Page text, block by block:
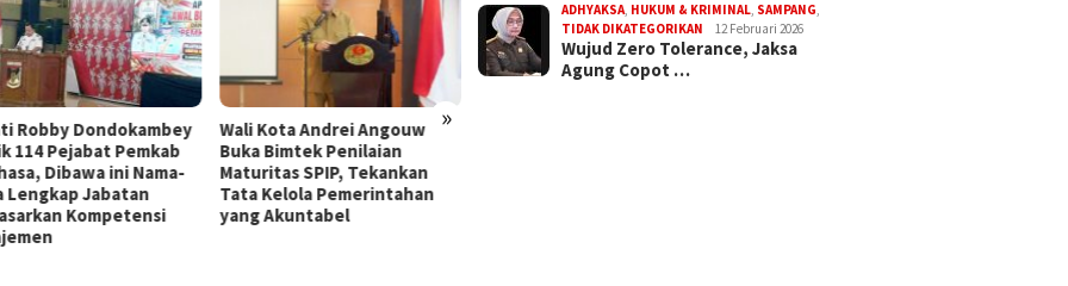
»
Andrei Angouw
Bimtek Penilaian
SPIP, Tekankan
Pemerintahan
Akuntabel
Bupati Robby Dondokambey
Hadiri Lomba Line Dance
Semarakkan HUT ke-81 RI di
Tondano
ADHYAKSA, HUKUM & KRIMINAL, SAMPANG,
TIDAK DIKATEGORIKAN
12 Februari 2026
Wujud Zero Tolerance, Jaksa
Agung Copot …